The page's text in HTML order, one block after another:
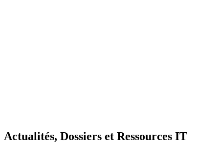
Actualités, Dossiers et Ressources IT